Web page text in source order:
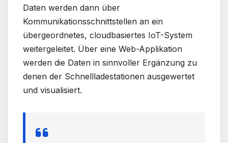
Daten werden dann über
Kommunikationsschnittstellen an ein
übergeordnetes, cloudbasiertes IoT-System
weitergeleitet. Über eine Web-Applikation
werden die Daten in sinnvoller Ergänzung zu
denen der Schnellladestationen ausgewertet
und visualisiert.